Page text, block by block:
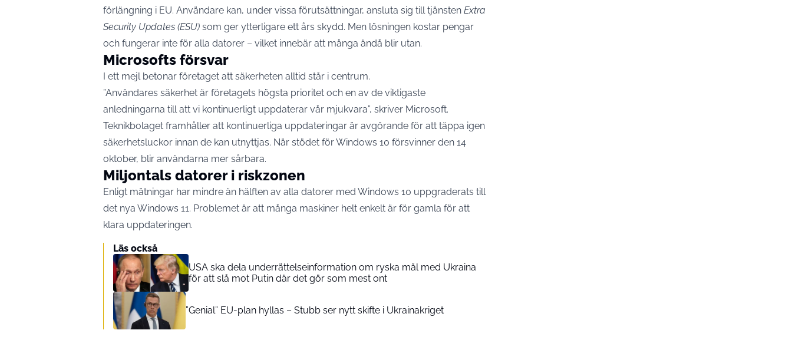
förlängning i EU. Användare kan, under vissa förutsättningar, ansluta sig till tjänsten Extra
Security Updates (ESU) som ger ytterligare ett års skydd. Men lösningen kostar pengar
och fungerar inte för alla datorer – vilket innebär att många ändå blir utan.
Microsofts försvar
I ett mejl betonar företaget att säkerheten alltid står i centrum.
”Användares säkerhet är företagets högsta prioritet och en av de viktigaste
anledningarna till att vi kontinuerligt uppdaterar vår mjukvara”, skriver Microsoft.
Teknikbolaget framhåller att kontinuerliga uppdateringar är avgörande för att täppa igen
säkerhetsluckor innan de kan utnyttjas. När stödet för Windows 10 försvinner den 14
oktober, blir användarna mer sårbara.
Miljontals datorer i riskzonen
Enligt mätningar har mindre än hälften av alla datorer med Windows 10 uppgraderats till
det nya Windows 11. Problemet är att många maskiner helt enkelt är för gamla för att
klara uppdateringen.
Läs också
USA ska dela underrättelseinformation om ryska mål med Ukraina
för att slå mot Putin där det gör som mest ont
”Genial” EU-plan hyllas – Stubb ser nytt skifte i Ukrainakriget